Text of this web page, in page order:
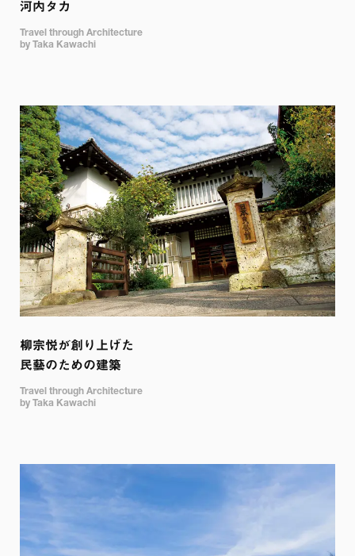
河内タカ
Travel through Architecture
by Taka Kawachi
柳宗悦が創り上げた
民藝のための建築
Travel through Architecture
by Taka Kawachi